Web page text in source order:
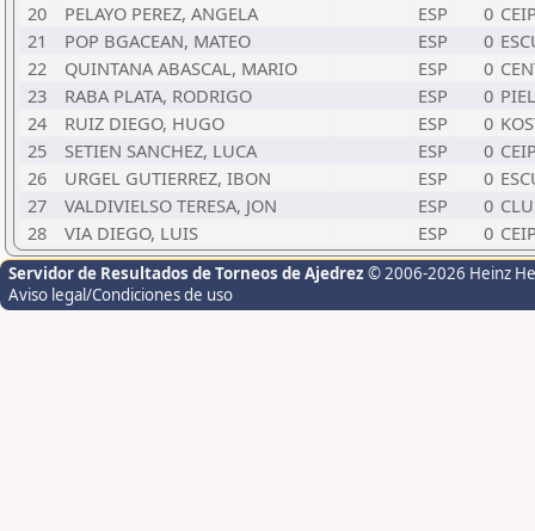
20
PELAYO PEREZ, ANGELA ESP 0
21
POP BGACEAN, MATEO ESP 0
22
QUINTANA ABASCAL, MARIO ESP 0
23
RABA PLATA, RODRIGO ESP 0
24
RUIZ DIEGO, HUGO ESP 0
25
SETIEN SANCHEZ, LUCA ESP 0
26
URGEL GUTIERREZ, IBON ESP 0
27
VALDIVIELSO TERESA, JON ESP 0
28
VIA DIEGO, LUIS ESP 0
Servidor de Resultados de Torneos de Ajedrez © 2006-2026 Heinz
Aviso legal/Condiciones de uso